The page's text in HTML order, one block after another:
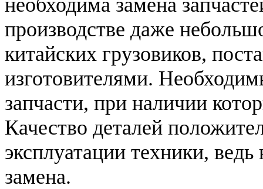
производстве даже
китайских грузовиков,
изготовителями.
запчасти, при наличии
Качество деталей
эксплуатации техники,
замена.